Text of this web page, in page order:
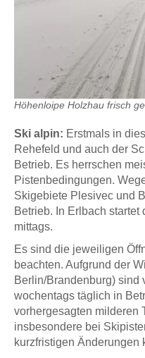
Höhenloipe Holzhau frisch
Ski alpin: Erstmals in
Rehefeld und auch der
Betrieb. Es herrschen
Pistenbedingungen.
Skigebiete Plesivec und
Betrieb. In Erlbach
mittags.
Es sind die jeweiligen
beachten. Aufgrund der
Berlin/Brandenburg) sind
wochentags täglich in
vorhergesagten milderen
insbesondere bei
kurzfristigen Änderungen